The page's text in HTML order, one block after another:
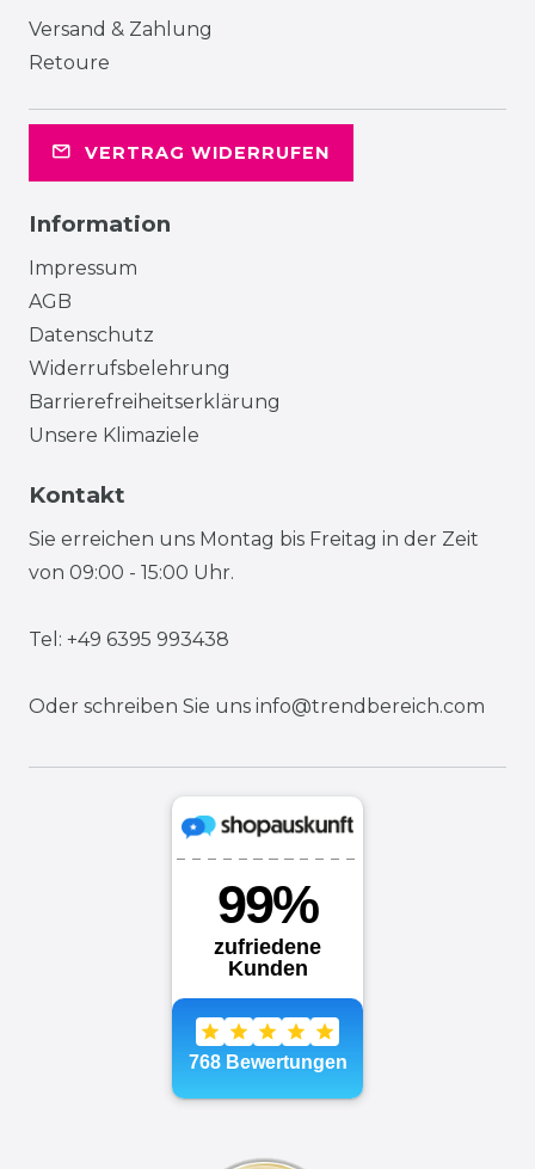
Versand & Zahlung
Retoure
VERTRAG WIDERRUFEN
Information
Impressum
AGB
Datenschutz
Widerrufsbelehrung
Barrierefreiheitserklärung
Unsere Klimaziele
Kontakt
Sie erreichen uns Montag bis Freitag in der Zeit
von 09:00 - 15:00 Uhr.
Tel: +49 6395 993438
Oder schreiben Sie uns info@trendbereich.com